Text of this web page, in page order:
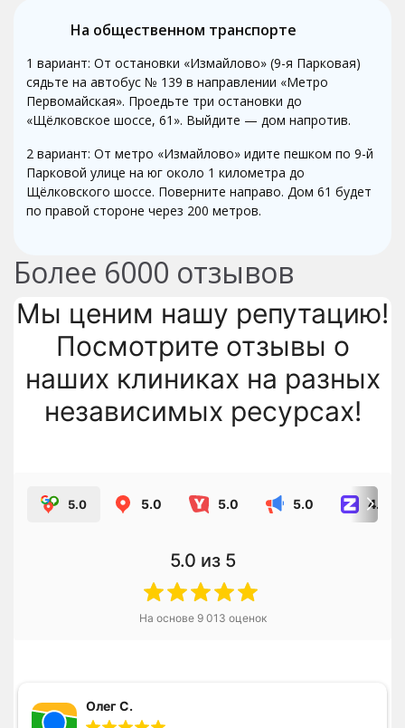
На общественном транспорте
1 вариант: От остановки «Измайлово» (9-я Парковая)
сядьте на автобус № 139 в направлении «Метро
Первомайская». Проедьте три остановки до
«Щёлковское шоссе, 61». Выйдите — дом напротив.
2 вариант: От метро «Измайлово» идите пешком по 9-й
Парковой улице на юг около 1 километра до
Щёлковского шоссе. Поверните направо. Дом 61 будет
по правой стороне через 200 метров.
Более 6000 отзывов
Мы ценим нашу репутацию!
Посмотрите отзывы о
наших клиниках на разных
независимых ресурсах!
5.0 5.0 5.0 5.0 4.8
5.0 из 5
На основе 9 013 оценок
Олег С.